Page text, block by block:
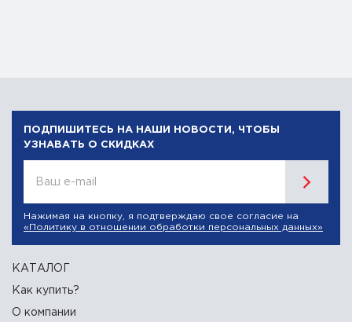
ПОДПИШИТЕСЬ НА НАШИ НОВОСТИ, ЧТОБЫ
УЗНАВАТЬ О СКИДКАХ
Ваш e-mail
Нажимая на кнопку, я подтверждаю свое согласие на
«Политику в отношении обработки персональных данных»
КАТАЛОГ
Как купить?
О компании